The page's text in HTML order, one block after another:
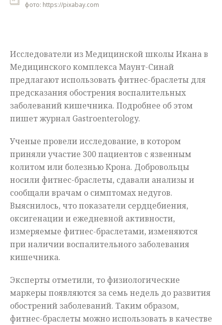
Происшествия
фото: https://pixabay.com
Исследователи из Медицинской школы Икана в
Медицинского комплекса Маунт-Синай
предлагают использовать фитнес-браслеты для
предсказания обострения воспалительных
заболеваний кишечника. Подробнее об этом
пишет журнал Gastroenterology.
Ученые провели исследование, в котором
приняли участие 300 пациентов с язвенным
колитом или болезнью Крона. Добровольцы
носили фитнес-браслеты, сдавали анализы и
сообщали врачам о симптомах недугов.
Выяснилось, что показатели сердцебиения,
оксигенации и ежедневной активности,
измеряемые фитнес-браслетами, изменяются
при наличии воспалительного заболевания
кишечника.
Эксперты отметили, то физиологические
маркеры появляются за семь недель до развития
обострений заболеваний. Таким образом,
фитнес-браслеты можно использовать в качестве